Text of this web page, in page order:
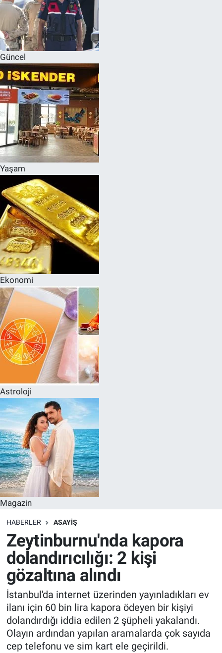
Güncel
Yaşam
Ekonomi
Astroloji
Magazin
HABERLER ASAYIŞ
Zeytinburnu'nda kapora
dolandırıcılığı: 2 kişi
gözaltına alındı
İstanbul'da internet üzerinden yayınladıkları ev
ilanı için 60 bin lira kapora ödeyen bir kişiyi
dolandırdığı iddia edilen 2 şüpheli yakalandı.
Olayın ardından yapılan aramalarda çok sayıda
cep telefonu ve sim kart ele geçirildi.